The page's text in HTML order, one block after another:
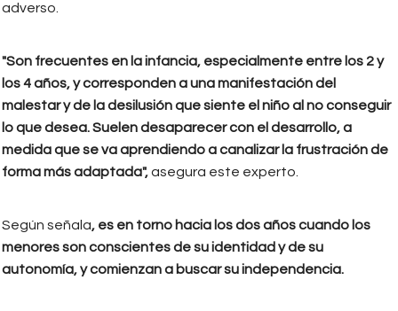
adverso.
"Son frecuentes en la infancia, especialmente entre los 2 y
los 4 años, y corresponden a una manifestación del
malestar y de la desilusión que siente el niño al no conseguir
lo que desea. Suelen desaparecer con el desarrollo, a
medida que se va aprendiendo a canalizar la frustración de
forma más adaptada",asegura este experto.
Según señala, es en torno hacia los dos años cuando los
menores son conscientes de su identidad y de su
autonomía, y comienzan a buscar su independencia.